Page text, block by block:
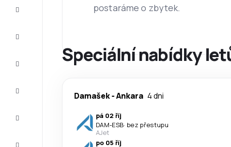
postaráme o zbytek.
Speciální nabídky
Damašek-Ankara 4 dni
pá 02 říj
DAM-ESB· bez přestupu
AJet
po 05 říj